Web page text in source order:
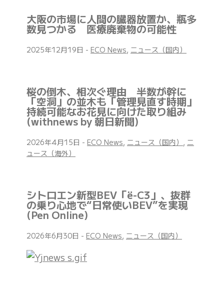
大阪の市場に人間の臓器放置か、瓶多
数見つかる 医療廃棄物の可能性
2025年12月19日 - ECO News, ニュース（国内）
桜の倒木、相次ぐ理由 半数が幹に
「空洞」の並木も「管理見直す時期」
持続可能なお花見に向けた取り組み
(withnews by 朝日新聞)
2026年4月15日 - ECO News, ニュース（国内） , ニ
ュース（海外）
シトロエン新型BEV「ë-C3」、抜群
の乗り心地で“日常使いBEV”を実現
(Pen Online)
2026年6月30日 - ECO News, ニュース（国内）